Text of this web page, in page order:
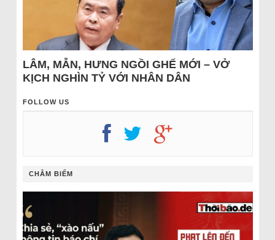
LÂM, MẪN, HƯNG NGỒI GHẾ MỚI – VỞ
KỊCH NGHÌN TỶ VỚI NHÂN DÂN
FOLLOW US
CHÂM BIẾM